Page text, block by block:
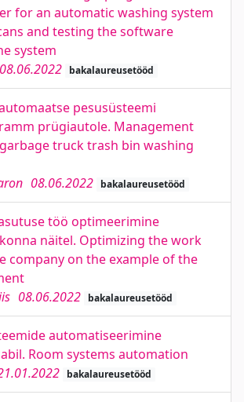
for an automatic washing system
and testing the software
system
08.06.2022 bakalaureusetööd
pesusüsteemi
prügiautole. Management
truck trash bin washing
08.06.2022 bakalaureusetööd
töö optimeerimine
näitel. Optimizing the work
company on the example of the
08.06.2022 bakalaureusetööd
automatiseerimine
Room systems automation
bakalaureusetööd